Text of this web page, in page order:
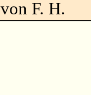
von F. H.